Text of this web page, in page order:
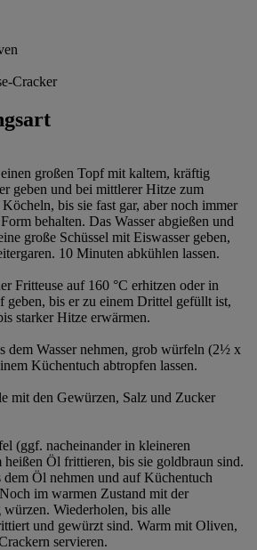
Cracker
großen Topf mit kaltem, kräftig
geben und bei mittlerer Hitze zum
bis sie fast gar, aber noch immer
behalten. Das Wasser abgießen und
große Schüssel mit Eiswasser geben,
10 Minuten abkühlen lassen.
Fritteuse auf 160 °C erhitzen oder in
geben, bis er zu einem Drittel gefüllt ist,
starker Hitze erwärmen.
dem Wasser nehmen, grob würfeln (2½ x
Küchentuch abtropfen lassen.
mit den Gewürzen, Salz und Zucker
(ggf. nacheinander in kleineren
heißen Öl frittieren, bis sie goldbraun sind.
dem Öl nehmen und auf Küchentuch
im warmen Zustand mit der
Wiederholen, bis alle
und gewürzt sind. Warm mit Oliven,
servieren.